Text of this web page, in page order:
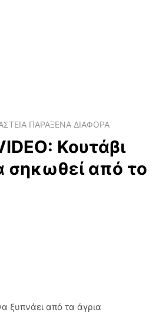
ΠΑΡΑΞΕΝΑ ΔΙΑΦΟΡΑ
Κουτάβι
σηκωθεί από το
ξυπνάει από τα άγρια